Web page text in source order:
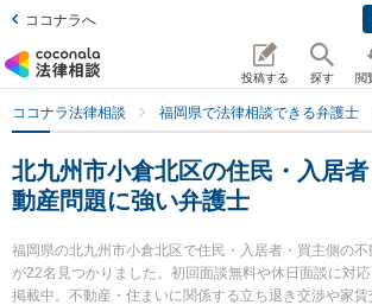
ココナラへ
投稿する 探す 閲
ココナラ法律相談 福岡県で法律相談できる弁護士
北九州市小倉北区の住民・入居
動産問題に強い弁護士
福岡県の北九州市小倉北区で住民・入居者・買主側の
が22名見つかりました。初回面談無料や休日面談に対
掲載中。不動産・住まいに関係する立ち退き交渉や家